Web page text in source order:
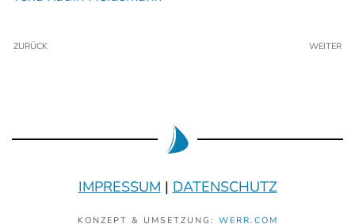
ZURÜCK WEITER
IMPRESSUM | DATENSCHUTZ
KONZEPT & UMSETZUNG: WERR.COM